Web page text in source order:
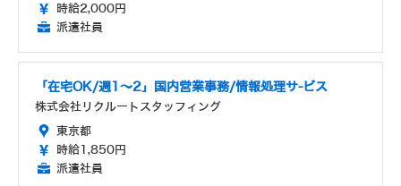
時給2,000円
派遣社員
「在宅OK/週1～2」国内営業事務/情報処理サ-ビス
株式会社リクルートスタッフィング
東京都
時給1,850円
派遣社員